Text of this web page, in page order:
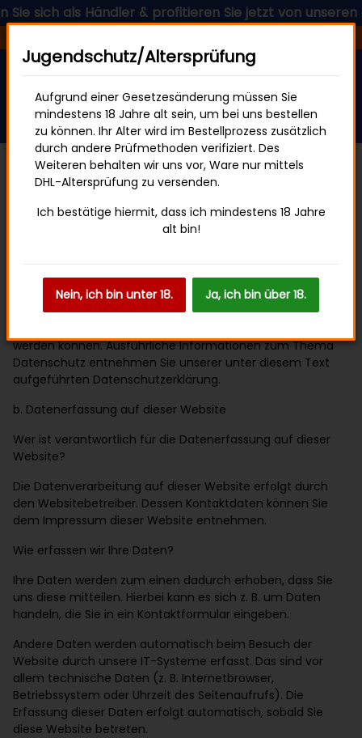
& profitieren Sie jetzt von unseren günstigen
Datenschutz
1. DATENSCHUTZ AUF EINEN BLICK
Die folgenden Hinweise geben einen einfachen Überblick
darüber, was mit Ihren personenbezogenen Daten passiert,
wenn Sie diese Website besuchen. Personenbezogene
werden können. Ausführliche Informationen zum Thema
Datenschutz entnehmen Sie unserer unter diesem Text
aufgeführten Datenschutzerklärung.
b. Datenerfassung auf dieser Website
Wer ist verantwortlich für die Datenerfassung auf dieser
Website?
Die Datenverarbeitung auf dieser Website erfolgt durch
den Websitebetreiber. Dessen Kontaktdaten können Sie
dem Impressum dieser Website entnehmen.
Wie erfassen wir Ihre Daten?
Ihre Daten werden zum einen dadurch erhoben, dass Sie
uns diese mitteilen. Hierbei kann es sich z. B. um Daten
handeln, die Sie in ein Kontaktformular eingeben.
Andere Daten werden automatisch beim Besuch der
Website durch unsere IT-Systeme erfasst. Das sind vor
allem technische Daten (z. B. Internetbrowser,
Betriebssystem oder Uhrzeit des Seitenaufrufs). Die
Erfassung dieser Daten erfolgt automatisch, sobald Sie
diese Website betreten.
Jugendschutz/Altersprüfung
Aufgrund einer Gesetzesänderung müssen Sie
mindestens 18 Jahre alt sein, um bei uns bestellen
zu können. Ihr Alter wird im Bestellprozess zusätzlich
durch andere Prüfmethoden verifiziert. Des
Weiteren behalten wir uns vor, Ware nur mittels
DHL-Altersprüfung zu versenden.
Ich bestätige hiermit, dass ich mindestens 18 Jahre
alt bin!
Nein, ich bin unter 18. Ja, ich bin über 18.